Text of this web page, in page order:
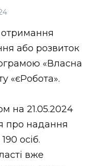
або розвиток
«Власна
«єРобота».
на 21.05.2024
про надання
осіб.
вже